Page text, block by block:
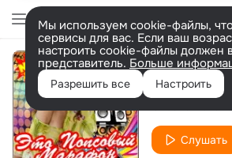
Мы используем cookie-файлы,
сервисы для вас. Если ваш
настроить cookie-файлы должен
представитель. Больше
Разрешить все Настроить
Игра
Оксана
Слушать